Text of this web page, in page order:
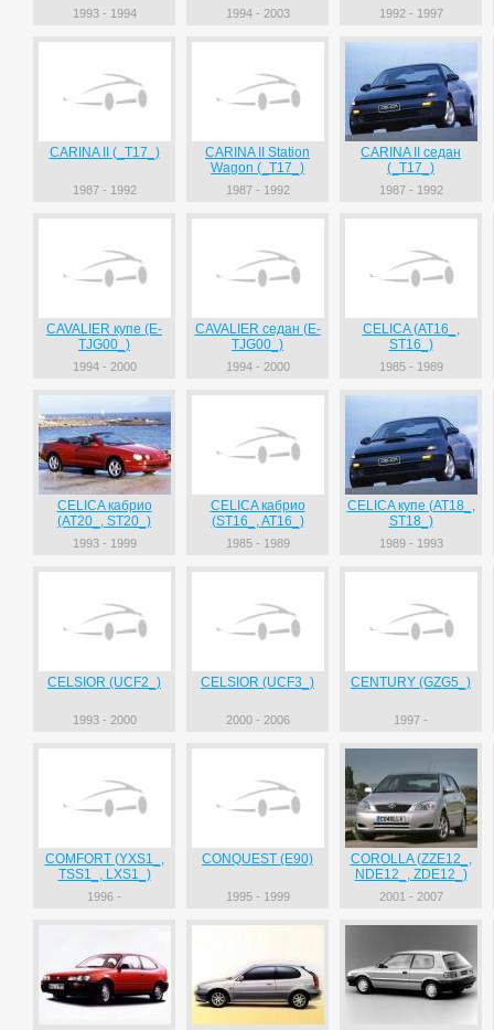
1993 - 1994 1994 - 2003 1992 - 1997
CARINA II (_T17_)
1987 - 1992
CARINA II Station
Wagon (_T17_)
1987 - 1992
CARINA II седан
(_T17_)
1987 - 1992
CAVALIER купе (E-
TJG00_)
1994 - 2000
CAVALIER седан (E-
TJG00_)
1994 - 2000
CELICA (AT16_,
ST16_)
1985 - 1989
CELICA кабрио
(AT20_, ST20_)
1993 - 1999
CELICA кабрио
(ST16_, AT16_)
1985 - 1989
CELICA купе (AT18_,
ST18_)
1989 - 1993
CELSIOR (UCF2_)
1993 - 2000
CELSIOR (UCF3_)
2000 - 2006
CENTURY (GZG5_)
1997 -
COMFORT (YXS1_,
TSS1_, LXS1_)
1996 -
CONQUEST (E90)
1995 - 1999
COROLLA (ZZE12_,
NDE12_, ZDE12_)
2001 - 2007